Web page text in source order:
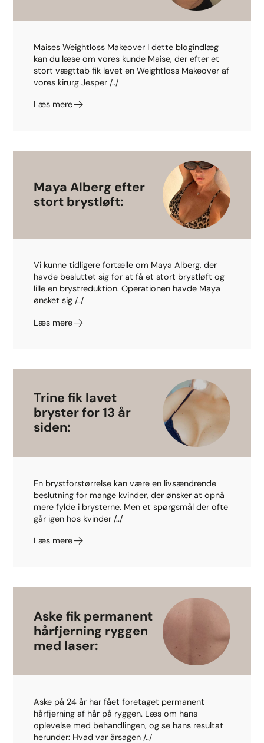
Maises Weightloss Makeover I dette blogindlæg
kan du læse om vores kunde Maise, der efter et
stort vægttab fik lavet en Weightloss Makeover af
vores kirurg Jesper /../
Læs mere
Maya Alberg efter
stort brystløft:
Vi kunne tidligere fortælle om Maya Alberg, der
havde besluttet sig for at få et stort brystløft og
lille en brystreduktion. Operationen havde Maya
ønsket sig /../
Læs mere
Trine fik lavet
bryster for 13 år
siden:
En brystforstørrelse kan være en livsændrende
beslutning for mange kvinder, der ønsker at opnå
mere fylde i brysterne. Men et spørgsmål der ofte
går igen hos kvinder /../
Læs mere
Aske fik permanent
hårfjerning ryggen
med laser:
Aske på 24 år har fået foretaget permanent
hårfjerning af hår på ryggen. Læs om hans
oplevelse med behandlingen, og se hans resultat
herunder: Hvad var årsagen /../